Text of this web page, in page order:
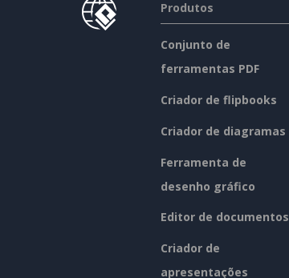
Produtos
Conjunto de
ferramentas PDF
Criador de flipbooks
Criador de diagramas
Ferramenta de
desenho gráfico
Editor de documentos
Criador de
apresentações